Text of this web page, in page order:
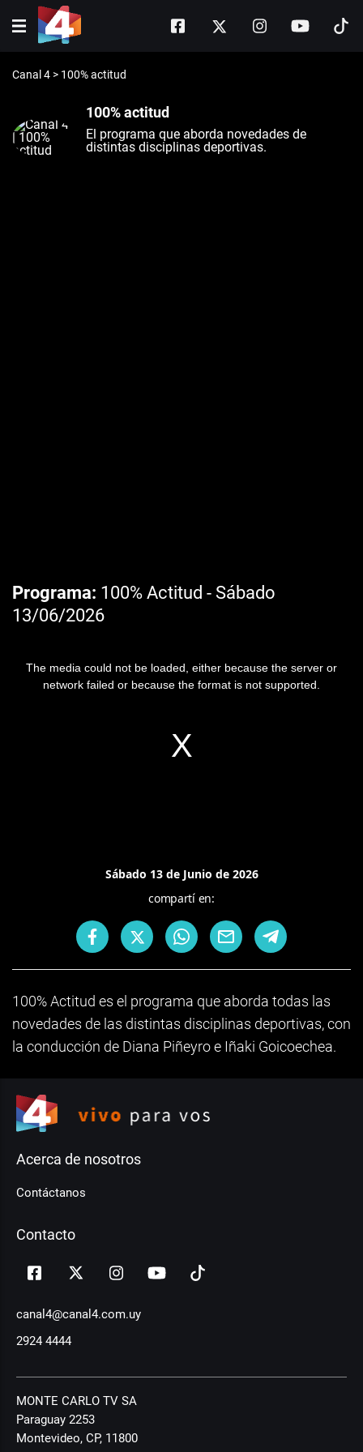
Canal 4 > 100% actitud
100% actitud
El programa que aborda novedades de
distintas disciplinas deportivas.
Programa 100% Actitud - Sábado
13/06/2026
The media could not be loaded, either because the server or
network failed or because the format is not supported.
Sábado 13 de Junio de 2026
compartí en:
100% Actitud es el programa que aborda todas las
novedades de las distintas disciplinas deportivas, con
la conducción de Diana Piñeyro e Iñaki Goicoechea.
Acerca de nosotros
Contáctanos
Contacto
canal4@canal4.com.uy
2924 4444
MONTE CARLO TV SA
Paraguay 2253
Montevideo, CP, 11800